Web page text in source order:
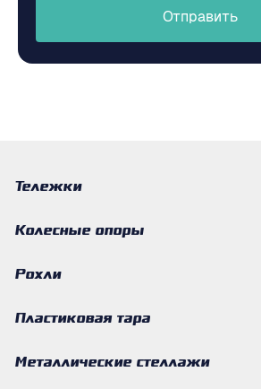
Отправить
Тележки
Колесные опоры
Рохли
Пластиковая тара
Металлические стеллажи